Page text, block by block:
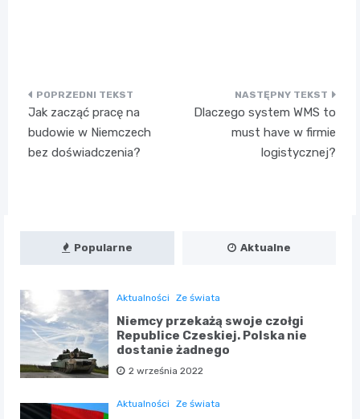
Nawigacja
wpisu
Jak zacząć pracę na
budowie w Niemczech
bez doświadczenia?
Dlaczego system WMS to
must have w firmie
logistycznej?
Popularne Aktualne
Aktualności Ze świata
Niemcy przekażą swoje czołgi
Republice Czeskiej. Polska nie
dostanie żadnego
2 września 2022
Aktualności Ze świata